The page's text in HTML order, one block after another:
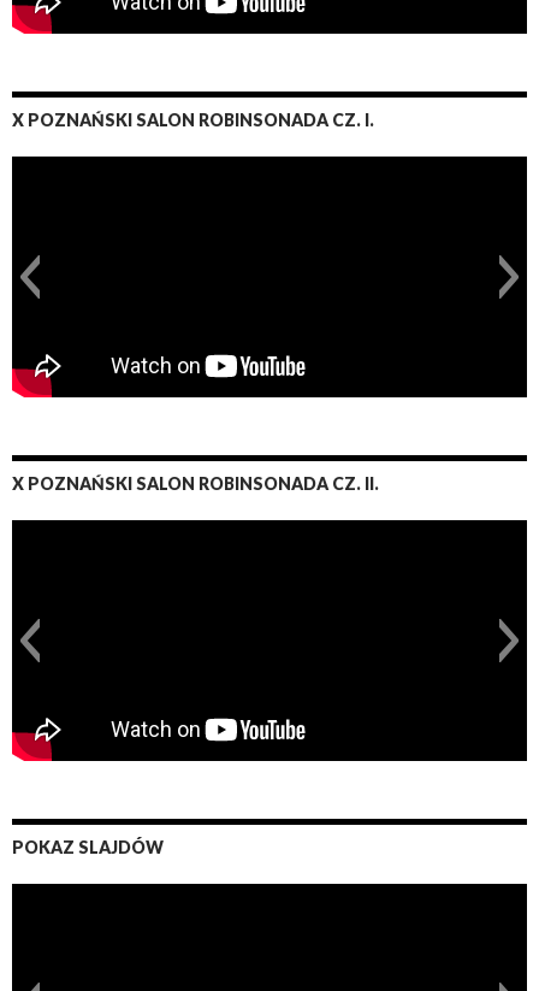
X POZNAŃSKI SALON ROBINSONADA CZ. I.
X POZNAŃSKI SALON ROBINSONADA CZ. II.
POKAZ SLAJDÓW